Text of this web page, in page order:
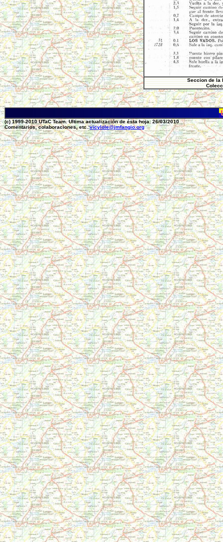
Seccion de la
(c) 1999-2010 UTaC Team. Ultima actualización de ésta hoja: 26/03/2010
Comentarios, colaboraciones, etc.:vicylole@jmfangio.org